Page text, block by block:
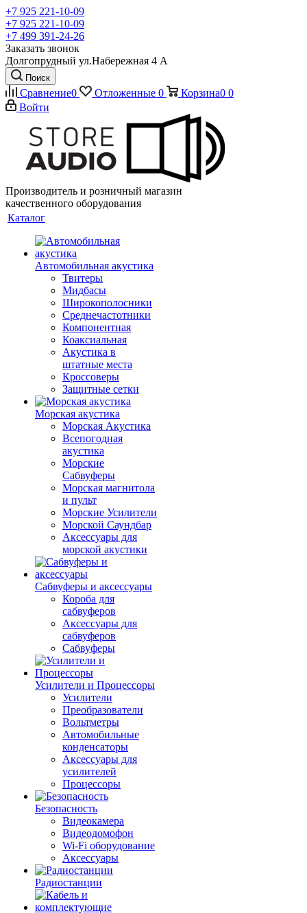
+7 925 221-10-09
+7 925 221-10-09
+7 499 391-24-26
Заказать звонок
Долгопрудный ул.Набережная 4 А
Поиск
Сравнение0 Отложенные 0 Корзина0 0
Войти
Производитель и розничный магазин
качественного оборудования
Каталог
Автомобильная акустика
Твитеры
Мидбасы
Широкополосники
Среднечастотники
Компонентная
Коаксиальная
Акустика в
штатные места
Кроссоверы
Защитные сетки
Морская акустика
Морская Акустика
Всепогодная
акустика
Морские
Сабвуферы
Морская магнитола
и пульт
Морские Усилители
Морской Cаундбар
Аксессуары для
морской акустики
Сабвуферы и аксессуары
Короба для
сабвуферов
Аксессуары для
сабвуферов
Сабвуферы
Усилители и Процессоры
Усилители
Преобразователи
Вольтметры
Автомобильные
конденсаторы
Аксессуары для
усилителей
Процессоры
Безопасность
Видеокамера
Видеодомофон
Wi-Fi оборудование
Аксессуары
Радиостанции